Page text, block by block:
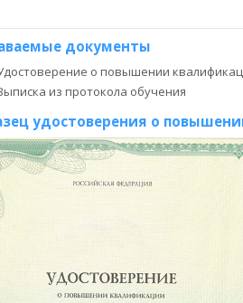
документы
о повышении
из протокола обучения
удостоверения о